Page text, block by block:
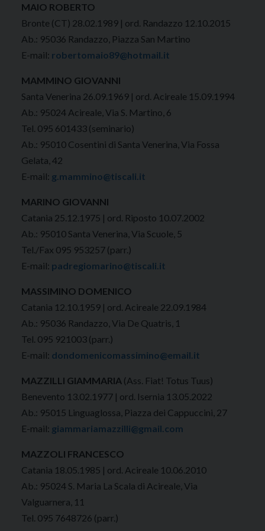
MAIO ROBERTO
Bronte (CT) 28.02.1989 | ord. Randazzo 12.10.2015
Ab.: 95036 Randazzo, Piazza San Martino
E-mail: robertomaio89@hotmail.it
MAMMINO GIOVANNI
Santa Venerina 26.09.1969 | ord. Acireale 15.09.1994
Ab.: 95024 Acireale, Via S. Martino, 6
Tel. 095 601433 (seminario)
Ab.: 95010 Cosentini di Santa Venerina, Via Fossa
Gelata, 42
E-mail: g.mammino@tiscali.it
MARINO GIOVANNI
Catania 25.12.1975 | ord. Riposto 10.07.2002
Ab.: 95010 Santa Venerina, Via Scuole, 5
Tel./Fax 095 953257 (parr.)
E-mail: padregiomarino@tiscali.it
MASSIMINO DOMENICO
Catania 12.10.1959 | ord. Acireale 22.09.1984
Ab.: 95036 Randazzo, Via De Quatris, 1
Tel. 095 921003 (parr.)
E-mail: dondomenicomassimino@email.it
MAZZILLI GIAMMARIA (Ass. Fiat! Totus Tuus)
Benevento 13.02.1977 | ord. Isernia 13.05.2022
Ab.: 95015 Linguaglossa, Piazza dei Cappuccini, 27
E-mail: giammariamazzilli@gmail.com
MAZZOLI FRANCESCO
Catania 18.05.1985 | ord. Acireale 10.06.2010
Ab.: 95024 S. Maria La Scala di Acireale, Via
Valguarnera, 11
Tel. 095 7648726 (parr.)